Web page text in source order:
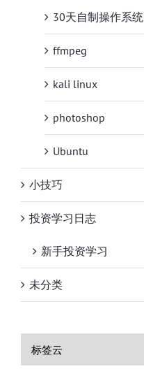
30天自制操作系统
ffmpeg
photoshop
小技巧
投资学习日志
新手投资学习
未分类
标签云